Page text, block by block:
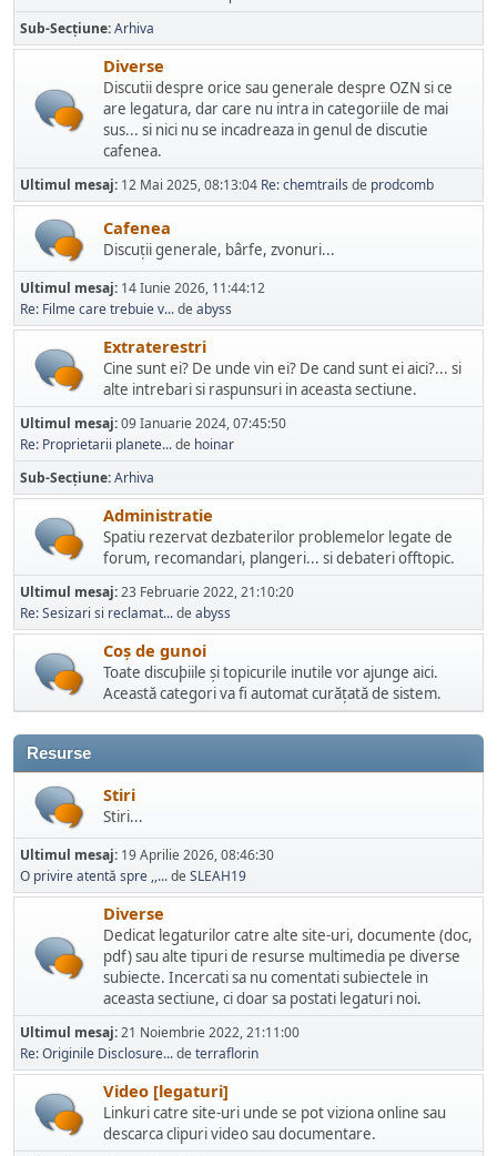
Sub-Secțiune Arhiva
Diverse
Discutii despre orice sau generale despre OZN si ce
are legatura, dar care nu intra in categoriile de mai
sus... si nici nu se incadreaza in genul de discutie
cafenea.
Ultimul mesaj: 12 Mai 2025, 08:13:04 Re: chemtrails de prodcomb
Cafenea
Discuţii generale, bârfe, zvonuri...
Ultimul mesaj: 14 Iunie 2026, 11:44:12
Re: Filme care trebuie v...de abyss
Extraterestri
Cine sunt ei? De unde vin ei? De cand sunt ei aici?... si
alte intrebari si raspunsuri in aceasta sectiune.
Ultimul mesaj:09 Ianuarie 2024, 07:45:50
Re: Proprietarii planete...de hoinar
Sub-Secțiune Arhiva
Administratie
Spatiu rezervat dezbaterilor problemelor legate de
forum, recomandari, plangeri... si debateri offtopic.
Ultimul mesaj:23 Februarie 2022, 21:10:20
Re: Sesizari si reclamat...de abyss
Coș de gunoi
Toate discuþiile și topicurile inutile vor ajunge aici.
Această categori va fi automat curățată de sistem.
Resurse
Stiri
Stiri...
Ultimul mesaj: 19 Aprilie 2026, 08:46:30
O privire atentă spre ,,...de SLEAH19
Diverse
Dedicat legaturilor catre alte site-uri, documente (doc,
pdf) sau alte tipuri de resurse multimedia pe diverse
subiecte. Incercati sa nu comentati subiectele in
aceasta sectiune, ci doar sa postati legaturi noi.
Ultimul mesaj:21 Noiembrie 2022, 21:11:00
Re: Originile Disclosure...de terraflorin
Video [legaturi]
Linkuri catre site-uri unde se pot viziona online sau
descarca clipuri video sau documentare.